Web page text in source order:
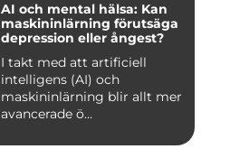
AI och mental hälsa: Kan
maskininlärning förutsäga
depression eller ångest?
I takt med att artificiell
intelligens (AI) och
maskininlärning blir allt mer
avancerade ö...